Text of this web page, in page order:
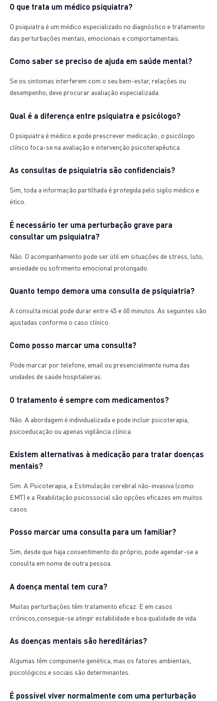
O que trata um médico psiquiatra?
O psiquiatra é um médico especializado no diagnóstico e tratamento
das perturbações mentais, emocionais e comportamentais.
Como saber se preciso de ajuda em saúde mental?
Se os sintomas interferem com o seu bem-estar, relações ou
desempenho, deve procurar avaliação especializada.
Qual é a diferença entre psiquiatra e psicólogo?
O psiquiatra é médico e pode prescrever medicação; o psicólogo
clínico foca-se na avaliação e intervenção psicoterapêutica.
As consultas de psiquiatria são confidenciais?
Sim, toda a informação partilhada é protegida pelo sigilo médico e
ético.
É necessário ter uma perturbação grave para
consultar um psiquiatra?
Não. O acompanhamento pode ser útil em situações de stress, luto,
ansiedade ou sofrimento emocional prolongado.
Quanto tempo demora uma consulta de psiquiatria?
A consulta inicial pode durar entre 45 e 60 minutos. As seguintes são
ajustadas conforme o caso clínico.
Como posso marcar uma consulta?
Pode marcar por telefone, email ou presencialmente numa das
unidades de saúde hospitaleiras.
O tratamento é sempre com medicamentos?
Não. A abordagem é individualizada e pode incluir psicoterapia,
psicoeducação ou apenas vigilância clínica.
Existem alternativas à medicação para tratar doenças
mentais?
Sim. A Psicoterapia, a Estimulação cerebral não-invasiva (como
EMT) e a Reabilitação psicossocial são opções eficazes em muitos
casos.
Posso marcar uma consulta para um familiar?
Sim, desde que haja consentimento do próprio, pode agendar-se a
consulta em nome de outra pessoa.
A doença mental tem cura?
Muitas perturbações têm tratamento eficaz. E em casos
crónicos,consegue-se atingir estabilidade e boa qualidade de vida.
As doenças mentais são hereditárias?
Algumas têm componente genética, mas os fatores ambientais,
psicológicos e sociais são determinantes.
É possível viver normalmente com uma perturbação